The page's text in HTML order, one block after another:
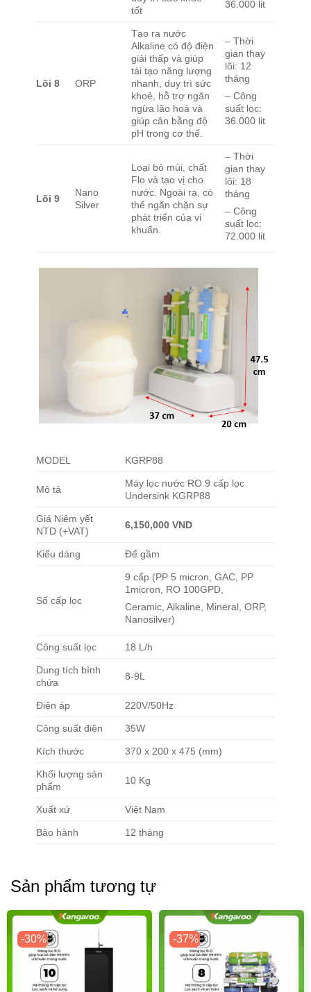
tốt
36.000 lit
Lõi 8 ORP
Tạo ra nước
Alkaline có độ điện
giải thấp và giúp
tái tạo năng lượng
nhanh, duy trì sức
khoẻ, hỗ trợ ngăn
ngừa lão hoá và
giúp cân bằng độ
pH trong cơ thể.
– Thời
gian thay
lõi: 12
tháng
– Công
suất lọc:
36.000 lit
Lõi 9
Nano
Silver
Loại bỏ mùi, chất
Flo và tạo vị cho
nước. Ngoài ra, có
thể ngăn chặn sự
phát triển của vi
khuẩn.
– Thời
gian thay
lõi: 18
tháng
– Công
suất lọc:
72.000 lit
MODEL KGRP88
Mô tả
Máy lọc nước RO 9 cấp lọc
Undersink KGRP88
Giá Niêm yết
NTD (+VAT)
6,150,000 VND
Kiểu dáng Để gầm
Số cấp lọc
9 cấp (PP 5 micron, GAC, PP
1micron, RO 100GPD,
Ceramic, Alkaline, Mineral, ORP,
Nanosilver)
Công suất lọc 18 L/h
Dung tích bình
chứa
8-9L
Điện áp 220V/50Hz
Công suất điện 35W
Kích thước 370 x 200 x 475 (mm)
Khối lượng sản
phẩm
10 Kg
Xuất xứ Việt Nam
Bảo hành 12 tháng
Sản phẩm tương tự
-30% -37%